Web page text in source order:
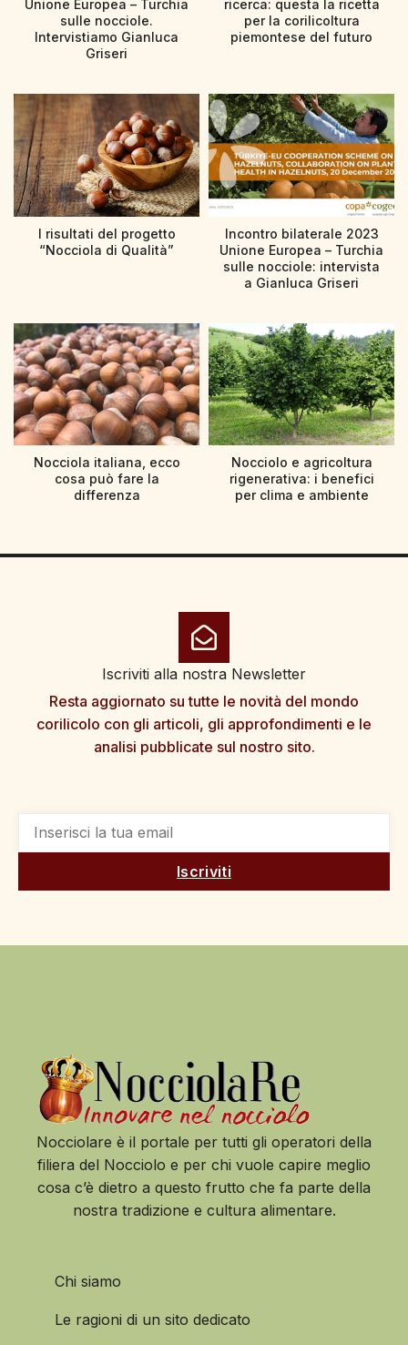
Unione Europea – Turchia
sulle nocciole.
Intervistiamo Gianluca
Griseri
ricerca: questa la ricetta
per la corilicoltura
piemontese del futuro
I risultati del progetto
“Nocciola di Qualità”
Incontro bilaterale 2023
Unione Europea – Turchia
sulle nocciole: intervista
a Gianluca Griseri
Nocciola italiana, ecco
cosa può fare la
differenza
Nocciolo e agricoltura
rigenerativa: i benefici
per clima e ambiente
Iscriviti alla nostra Newsletter
Resta aggiornato su tutte le novità del mondo
corilicolo con gli articoli, gli approfondimenti e le
analisi pubblicate sul nostro sito.
Iscriviti
Nocciolare è il portale per tutti gli operatori della
filiera del Nocciolo e per chi vuole capire meglio
cosa c’è dietro a questo frutto che fa parte della
nostra tradizione e cultura alimentare.
Chi siamo
Le ragioni di un sito dedicato